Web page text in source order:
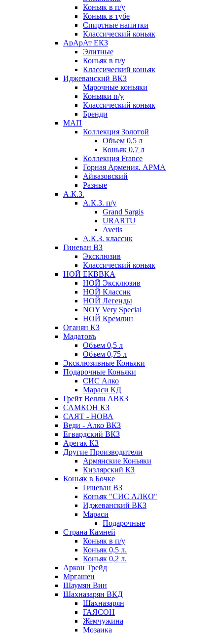
Коньяк в п/у
Коньяк в тубе
Спиртные напитки
Классический коньяк
АрАрАт ЕКЗ
Элитные
Коньяк в п/у
Классический коньяк
Иджеванский ВКЗ
Марочные коньяки
Коньяки п/у
Классический коньяк
Бренди
МАП
Коллекция Золотой
Объем 0,5 л
Коньяк 0,7 л
Коллекция France
Горная Армения. АРМА
Айвазовский
Разные
А.К.З.
А.К.З. п/у
Grand Sargis
URARTU
Avetis
А.К.З. классик
Гиневан ВЗ
Эксклюзив
Классический коньяк
НОЙ ЕКВВКА
НОЙ Эксклюзив
НОЙ Классик
НОЙ Легенды
NOY Very Speсial
НОЙ Кремлин
Оганян КЗ
Мадатовъ
Объем 0,5 л
Объем 0,75 л
Эксклюзивные Коньяки
Подарочные Коньяки
СИС Алко
Мараси КД
Грейт Велли АВКЗ
САМКОН КЗ
САЯТ - НОВА
Веди - Алко ВКЗ
Егвардский ВКЗ
Арегак КЗ
Другие Производители
Армянские Коньяки
Кизлярский КЗ
Коньяк в Бочке
Гиневан ВЗ
Коньяк "СИС АЛКО"
Иджеванский ВКЗ
Мараси
Подарочные
Страна Камней
Коньяк в п/у
Коньяк 0,5 л.
Коньяк 0,2 л.
Аркон Трейд
Мргашен
Шаумян Вин
Шахназарян ВКД
Шахназарян
ГАЯСОН
Жемчужина
Мозаика